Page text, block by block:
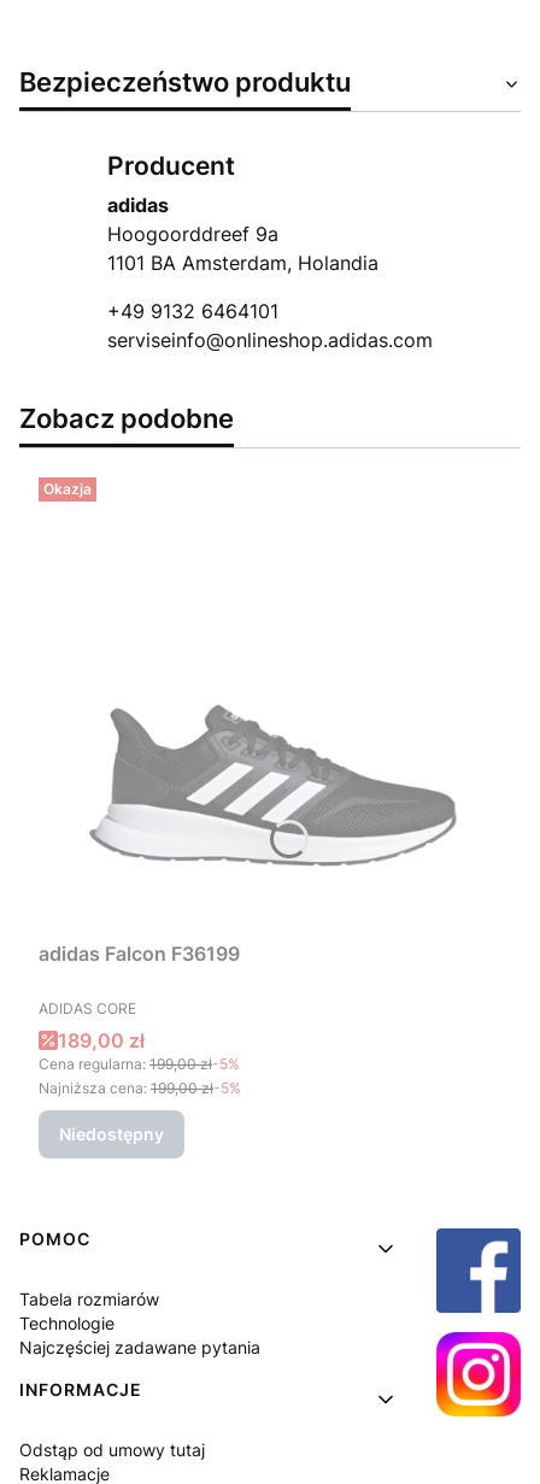
Bezpieczeństwo produktu
Producent
adidas
Hoogoorddreef 9a
1101 BA Amsterdam, Holandia
+49 9132 6464101
serviseinfo@onlineshop.adidas.com
Zobacz podobne
Okazja
adidas Falcon F36199
PRODUCENT
ADIDAS CORE
Cena promocyjna
189,00 zł
Cena regularna: 199,00 zł-5%
Najniższa cena: 199,00 zł-5%
Niedostępny
Linki w stopce
POMOC
Tabela rozmiarów
Technologie
Najczęściej zadawane pytania
INFORMACJE
Odstąp od umowy tutaj
Reklamacje